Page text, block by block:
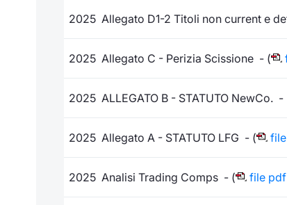
2025 Allegato D1-2 Titoli non current e
2025 Allegato C - Perizia Scissione - (
2025 ALLEGATO B - STATUTO NewCo. -
2025 Allegato A - STATUTO LFG - (
2025 Analisi Trading Comps - ( file pdf